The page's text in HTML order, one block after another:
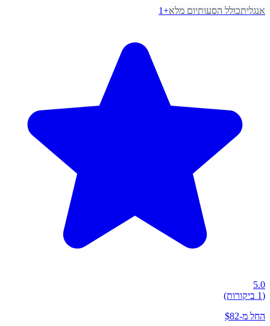
אנגליתכולל הסעותיום מלא+
1
5.0
(1 ביקורות)
החל מ-$82